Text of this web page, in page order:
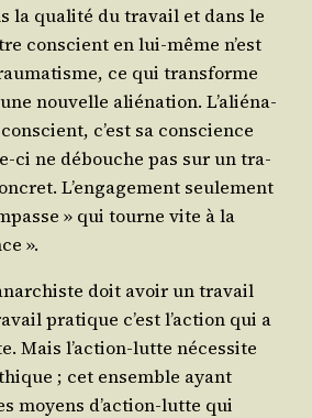
la qua­li­té du tra­vail et dans le
conscient en lui-même n’est
ce qui trans­forme
nou­velle alié­na­tion. L’a­lié­na­
c’est sa conscience
ci ne débouche pas sur un tra­
L’en­ga­ge­ment seule­ment
» qui tourne vite à la
».
doit avoir un tra­vail
pra­tique c’est l’ac­tion qui a
Mais l’ac­tion-lutte néces­site
; cet ensemble ayant
moyens d’ac­tion-lutte qui